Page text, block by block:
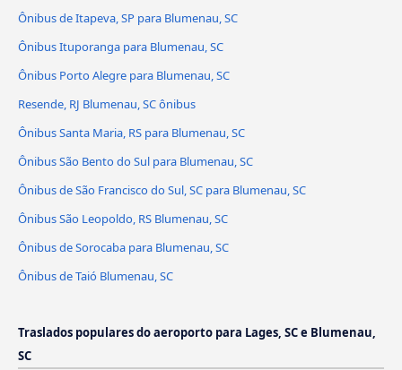
Ônibus de Itapeva, SP para Blumenau, SC
Ônibus Ituporanga para Blumenau, SC
Ônibus Porto Alegre para Blumenau, SC
Resende, RJ Blumenau, SC ônibus
Ônibus Santa Maria, RS para Blumenau, SC
Ônibus São Bento do Sul para Blumenau, SC
Ônibus de São Francisco do Sul, SC para Blumenau, SC
Ônibus São Leopoldo, RS Blumenau, SC
Ônibus de Sorocaba para Blumenau, SC
Ônibus de Taió Blumenau, SC
Traslados populares do aeroporto para Lages, SC e Blumenau,
SC